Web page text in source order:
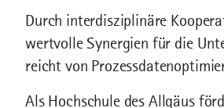
Durch interdisziplinäre
wertvolle Synergien für die
reicht von
Als Hochschule des Allgäus